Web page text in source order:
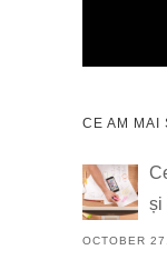
CE AM MAI
și
OCTOBER